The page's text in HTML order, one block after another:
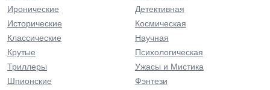
Иронические
Исторические
Классические
Крутые
Триллеры
Шпионские
Детективная
Космическая
Научная
Психологическая
Ужасы и Мистика
Фэнтези